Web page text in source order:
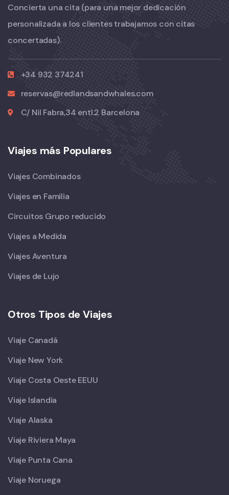
Concierta una cita (para una mejor dedicación
personalizada a los clientes trabajamos con citas
concertadas).
+34 932 374241
reservas@redlandsandwhales.com
C/ Nil Fabra,34 entl.2 Barcelona
Viajes más Populares
Viajes Combinados
Viajes en Familia
Circuitos Grupo reducido
Viajes a Medida
Viajes Aventura
Viajes de Lujo
Otros Tipos de Viajes
Viaje Canadá
Viaje New York
Viaje Costa Oeste EEUU
Viaje Islandia
Viaje Alaska
Viaje Riviera Maya
Viaje Punta Cana
Viaje Noruega